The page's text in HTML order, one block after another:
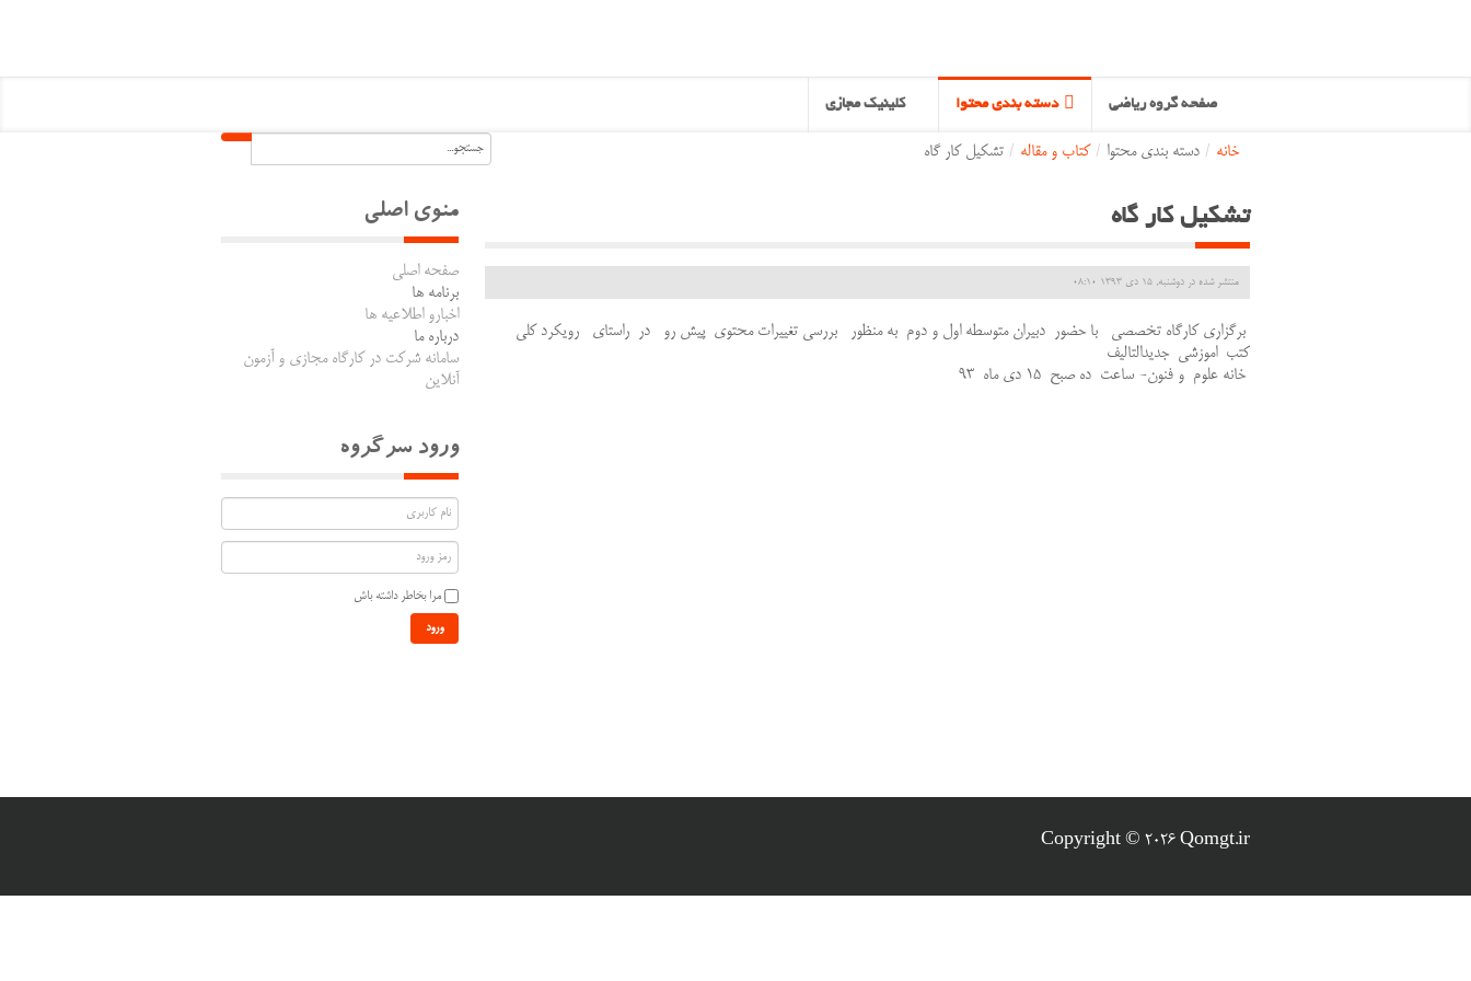
صفحه گروه ریاضی دسته بندی محتوا کلینیک مجازی
خانه / دسته بندی محتوا / کتاب و مقاله / تشکیل کار گاه
تشکیل کار گاه
منتشر شده در دوشنبه, 15 دی 1393 08:10
برگزاری کارگاه تخصصی با حضور دبیران متوسطه اول و دوم به منظور بررسی تغییرات محتوی پیش رو در راستای رویکرد کلی
کتب اموزشی جدیدالتالیف
خانه علوم و فنون- ساعت ده صبح 15 دی ماه 93
منوی اصلی
صفحه اصلی
برنامه ها
اخبارو اطلاعیه ها
درباره ما
سامانه شرکت در کارگاه مجازی و آزمون
آنلاین
ورود سرگروه
مرا بخاطر داشته باش
ورود
Copyright © 2026 Qomgt.ir